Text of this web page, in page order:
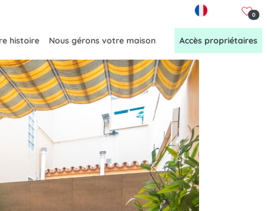
0
histoire Nous gérons votre maison Accès propriétaires